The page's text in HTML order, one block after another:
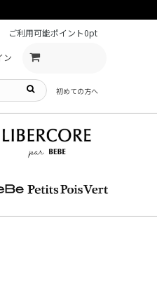
ご利用可能ポイント0pt
ン
初めての方へ